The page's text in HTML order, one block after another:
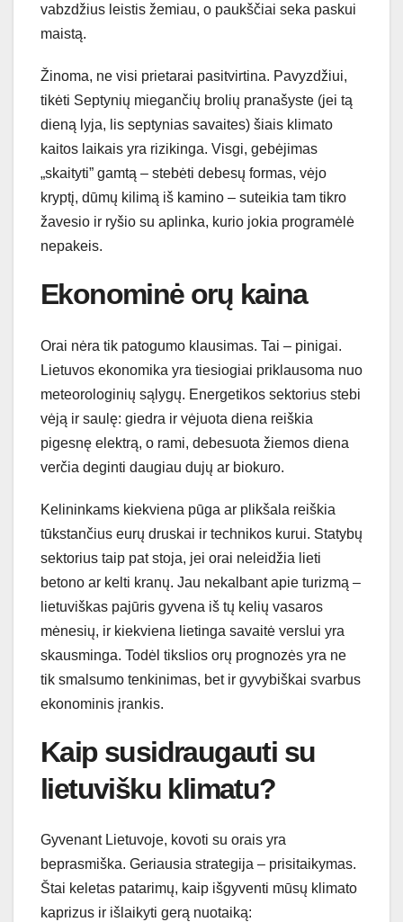
vabzdžius leistis žemiau, o paukščiai seka paskui
maistą.
Žinoma, ne visi prietarai pasitvirtina. Pavyzdžiui,
tikėti Septynių miegančių brolių pranašyste (jei tą
dieną lyja, lis septynias savaites) šiais klimato
kaitos laikais yra rizikinga. Visgi, gebėjimas
„skaityti” gamtą – stebėti debesų formas, vėjo
kryptį, dūmų kilimą iš kamino – suteikia tam tikro
žavesio ir ryšio su aplinka, kurio jokia programėlė
nepakeis.
Ekonominė orų kaina
Orai nėra tik patogumo klausimas. Tai – pinigai.
Lietuvos ekonomika yra tiesiogiai priklausoma nuo
meteorologinių sąlygų. Energetikos sektorius stebi
vėją ir saulę: giedra ir vėjuota diena reiškia
pigesnę elektrą, o rami, debesuota žiemos diena
verčia deginti daugiau dujų ar biokuro.
Kelininkams kiekviena pūga ar plikšala reiškia
tūkstančius eurų druskai ir technikos kurui. Statybų
sektorius taip pat stoja, jei orai neleidžia lieti
betono ar kelti kranų. Jau nekalbant apie turizmą –
lietuviškas pajūris gyvena iš tų kelių vasaros
mėnesių, ir kiekviena lietinga savaitė verslui yra
skausminga. Todėl tikslios orų prognozės yra ne
tik smalsumo tenkinimas, bet ir gyvybiškai svarbus
ekonominis įrankis.
Kaip susidraugauti su
lietuvišku klimatu?
Gyvenant Lietuvoje, kovoti su orais yra
beprasmiška. Geriausia strategija – prisitaikymas.
Štai keletas patarimų, kaip išgyventi mūsų klimato
kaprizus ir išlaikyti gerą nuotaiką: